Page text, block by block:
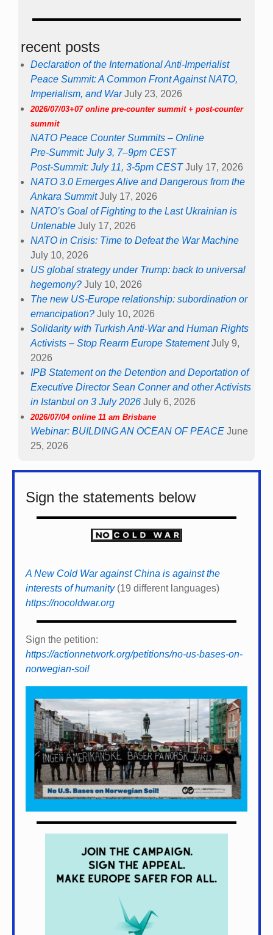
recent posts
Declaration of the International Anti-Imperialist
Peace Summit: A Common Front Against NATO,
Imperialism, and War July 23, 2026
2026/07/03+07 online pre-counter summit + post-counter
summit
NATO Peace Counter Summits – Online
Pre-Summit: July 3, 7–9pm CEST
Post-Summit: July 11, 3-5pm CEST July 17, 2026
NATO 3.0 Emerges Alive and Dangerous from the
Ankara Summit July 17, 2026
NATO’s Goal of Fighting to the Last Ukrainian is
Untenable July 17, 2026
NATO in Crisis: Time to Defeat the War Machine
July 10, 2026
US global strategy under Trump: back to universal
hegemony? July 10, 2026
The new US-Europe relationship: subordination or
emancipation? July 10, 2026
Solidarity with Turkish Anti-War and Human Rights
Activists – Stop Rearm Europe Statement July 9,
2026
IPB Statement on the Detention and Deportation of
Executive Director Sean Conner and other Activists
in Istanbul on 3 July 2026 July 6, 2026
2026/07/04 online 11 am Brisbane
Webinar: BUILDING AN OCEAN OF PEACE June
25, 2026
Sign the statements below
A New Cold War against China is against the
interests of humanity(19 different languages)
https://nocoldwar.org
Sign the petition:
https://actionnetwork.org/petitions/no-us-bases-on-
norwegian-soil